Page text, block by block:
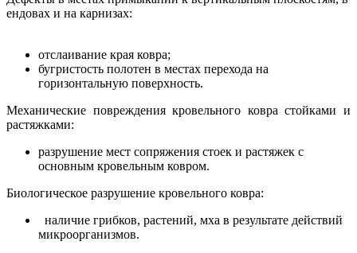
ендовах и на карнизах:
отслаивание края ковра;
бугристость полотен в местах перехода на
горизонтальную поверхность.
Механические повреждения кровельного ковра стойками и
растяжками:
разрушение мест сопряжения стоек и растяжек с
основным кровельным ковром.
Биологическое разрушение кровельного ковра:
наличие грибков, растений, мха в результате действий
микроорганизмов.